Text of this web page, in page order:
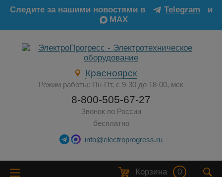
Следите за нашими новостями в Telegram
и
MAX
Красноярск
Режим работы: Пн-Пт, с 9-30 до 18-00, мск
8-800-505-67-27
Звонок по России
бесплатно
info@electroprogress.ru
Корзина 0